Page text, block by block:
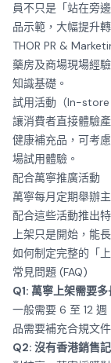
員不只是「站在旁
品示範，大幅提升
THOR PR &
藥房及商場現場經
知識基礎。
試用活動（In-store
讓消費者直接體驗
健康補充品，可考
場試用體驗。
配合萬寧推廣活動
萬寧每月定期舉辦
配合這些活動推出
上架只是開始，能
如何制定完整的「
常見問題 (FAQ)
Q1: 萬寧上架需要多
一般需要 6 至 12
品需要補充合規文
Q2: 沒有香港銷售